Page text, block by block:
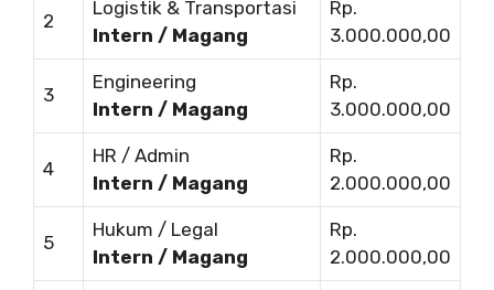
2
Logistik & Transportasi
Intern / Magang
Rp.
3.000.000,00
3
Engineering
Intern / Magang
Rp.
3.000.000,00
4
HR / Admin
Intern / Magang
Rp.
2.000.000,00
5
Hukum / Legal
Intern / Magang
Rp.
2.000.000,00